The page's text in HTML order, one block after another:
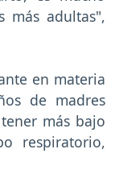
más adultas",
en materia
de madres
más bajo
respiratorio,